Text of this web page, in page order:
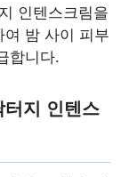
인텐스크림을
여 밤 사이 피부
합니다.
지 인텐스